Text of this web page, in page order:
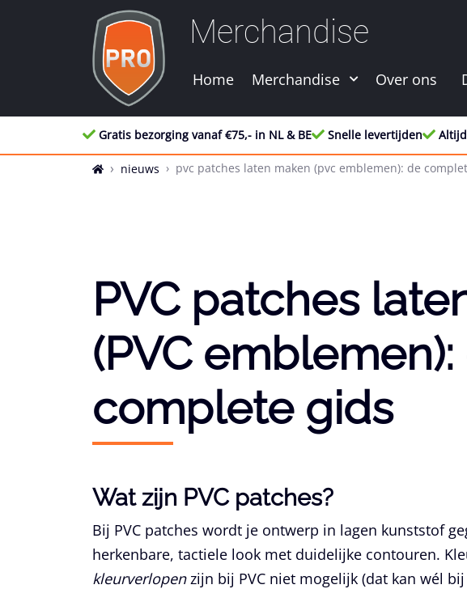
Merchandise
Home Merchandise Over ons
Gratis bezorging vanaf €75,- in NL & BE Snelle levertijden
nieuws pvc patches laten maken (pvc emblemen): de
PVC patches
(PVC
complete gids
Wat zijn PVC patches?
Bij PVC patches wordt je ontwerp in lagen kunststof
herkenbare, tactiele look met duidelijke contouren.
kleurverlopenzijn bij PVC niet mogelijk (dat kan wél